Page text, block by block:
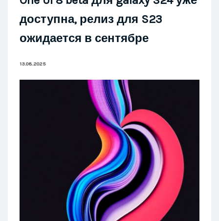
доступна, релиз для S23
ожидается в сентябре
13.08.2025